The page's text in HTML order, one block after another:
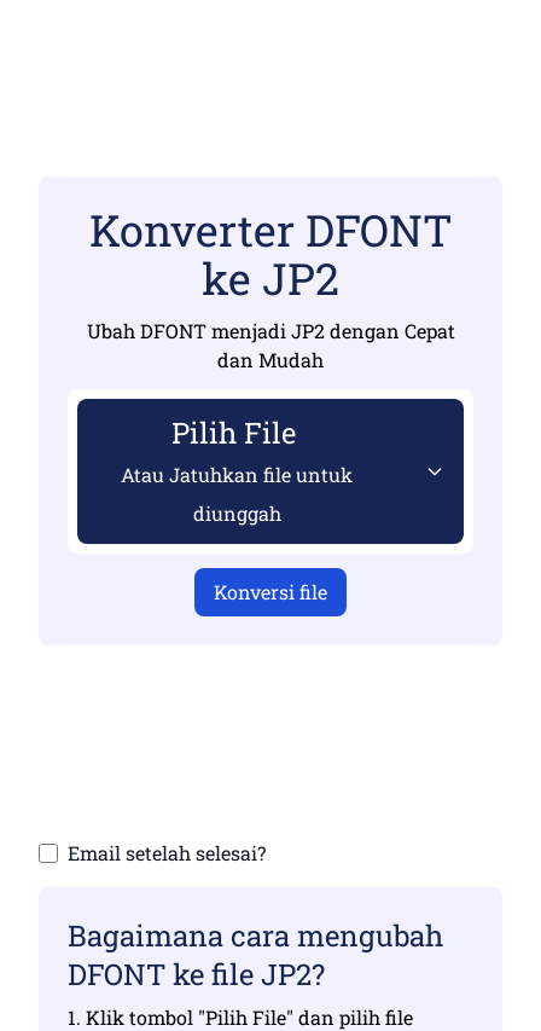
Konverter DFONT
ke JP2
Ubah DFONT menjadi JP2 dengan Cepat
dan Mudah
Pilih File
Atau Jatuhkan file untuk
diunggah
Konversi file
Email setelah selesai?
Bagaimana cara mengubah
DFONT ke file JP2?
1. Klik tombol "Pilih File" dan pilih file